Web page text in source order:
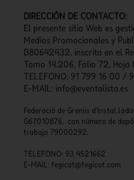
DIRECCIÓN DE CONTACTO:
El presente sitio Web es
Medios Promocionales y
B80642432, inscrita en el
Tomo 14.206, Folio 72,
TELEFONO: 91 799 16 00 /
E-MAIL: info@eventalista.es
Federació de Gremis
G67010876, con número de
trabajo 79000292.
TELEFONO: 93 4521662
E-MAIL: fegicat@fegicat.com